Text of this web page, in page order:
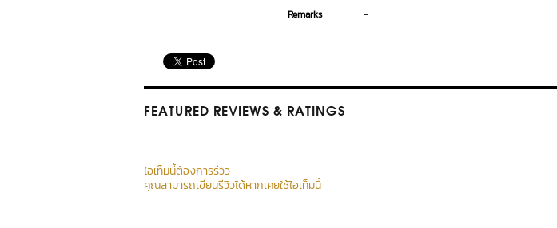
Remarks
-
FEATURED REVIEWS & RATINGS
ไอเท็มนี้ต้องการรีวิว
คุณสามารถเขียนรีวิวได้หากเคยใช้ไอเท็มนี้